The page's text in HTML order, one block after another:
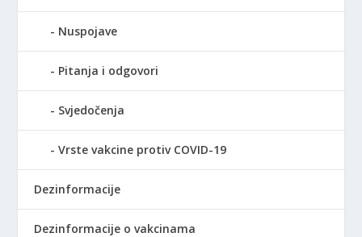
Nuspojave
Pitanja i odgovori
Svjedočenja
Vrste vakcine protiv COVID-19
Dezinformacije
Dezinformacije o vakcinama